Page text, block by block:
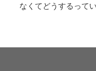
なくてどうするって